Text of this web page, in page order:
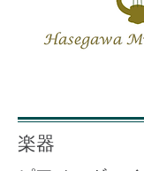
楽器